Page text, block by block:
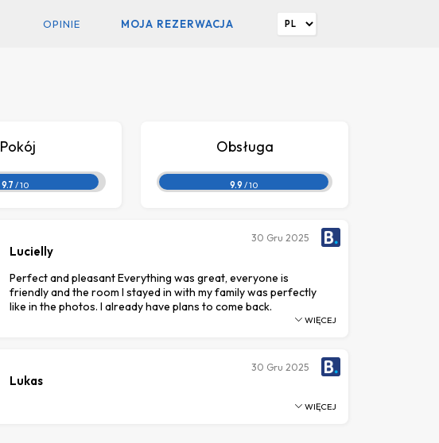
OPINIE MOJA REZERWACJA
Pokój
9.7 / 10
Obsługa
9.9 / 10
Lucielly
Perfect and pleasant Everything was great, everyone is
friendly and the room I stayed in with my family was perfectly
like in the photos. I already have plans to come back.
30 Gru 2025
WIĘCEJ
Lukas
30 Gru 2025
WIĘCEJ